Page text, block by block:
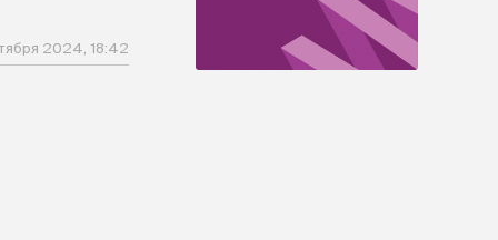
2024, 18:42